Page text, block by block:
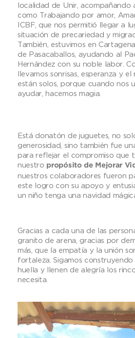
localidad de Unir, acompañando
como Trabajando por amor,
ICBF, que nos permitió llegar a
situación de precariedad y
También, estuvimos en
de Pasacaballos, ayudando al
Hernández con su noble labor.
llevamos sonrisas, esperanza y el
están solos, porque cuando nos
ayudar, hacemos magia.
Está donatón de juguetes, no
generosidad, sino también fue
para reflejar el compromiso que
nuestro propósito de Mejorar
nuestros colaboradores fueron
este logro con su apoyo y
un niño tenga una navidad
Gracias a cada una de las
granito de arena, gracias por
más, que la empatía y la unión
fortaleza. Sigamos construyendo
huella y llenen de alegría los
necesita.